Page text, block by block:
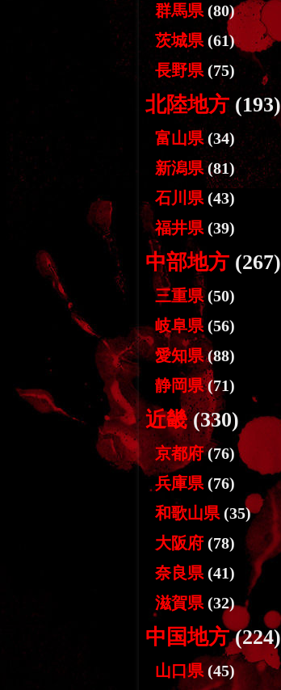
群馬県 (80)
茨城県 (61)
長野県 (75)
北陸地方 (193)
富山県(34)
新潟県(81)
石川県 (43)
福井県 (39)
中部地方 (267)
三重県(50)
岐阜県 (56)
愛知県(88)
静岡県(71)
近畿(330)
京都府(76)
兵庫県 (76)
和歌山県 (35)
大阪府 (78)
奈良県 (41)
滋賀県 (32)
中国地方(224)
山口県(45)